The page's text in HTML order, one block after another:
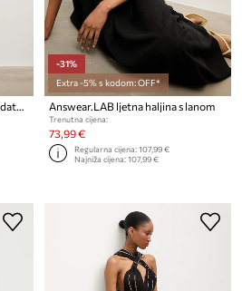
-31%
Extra -5% s kodom: OFF*
Answear.LAB ljetna haljina s lanom
Trenutna cijena:
73,99 €
Regularna cijena:107,99 €
Najniža cijena:107,99 €